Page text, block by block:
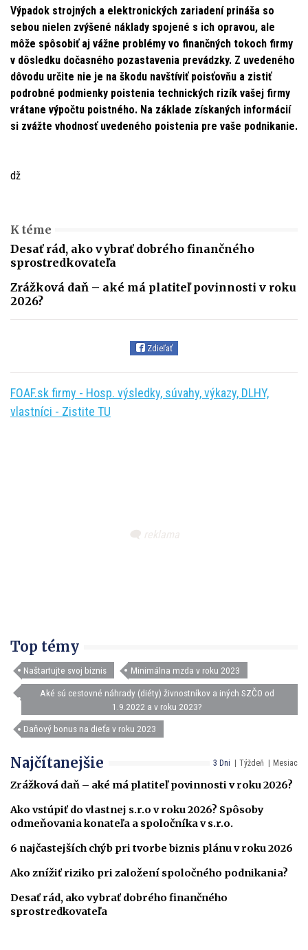
Výpadok strojných a elektronických zariadení prináša so
sebou nielen zvýšené náklady spojené s ich opravou, ale
môže spôsobiť aj vážne problémy vo finančných tokoch firmy
v dôsledku dočasného pozastavenia prevádzky. Z uvedeného
dôvodu určite nie je na škodu navštíviť poisťovňu a zistiť
podrobné podmienky poistenia technických rizík vašej firmy
vrátane výpočtu poistného. Na základe získaných informácií
si zvážte vhodnosť uvedeného poistenia pre vaše podnikanie.
dž
K téme
Desať rád, ako vybrať dobrého finančného
sprostredkovateľa
Zrážková daň – aké má platiteľ povinnosti v roku
2026?
Zdieľať
FOAF.sk firmy - Hosp. výsledky, súvahy, výkazy, DLHY,
vlastníci - Zistite TU
Top témy
Naštartujte svoj biznis Minimálna mzda v roku 2023
Aké sú cestovné náhrady (diéty) živnostníkov a iných SZČO od
1.9.2022 a v roku 2023?
Daňový bonus na dieťa v roku 2023
3 Dni Týždeň Mesiac
Najčítanejšie
Zrážková daň – aké má platiteľ povinnosti v roku 2026?
Ako vstúpiť do vlastnej s.r.o v roku 2026? Spôsoby
odmeňovania konateľa a spoločníka v s.r.o.
6 najčastejších chýb pri tvorbe biznis plánu v roku 2026
Ako znížiť riziko pri založení spoločného podnikania?
Desať rád, ako vybrať dobrého finančného
sprostredkovateľa